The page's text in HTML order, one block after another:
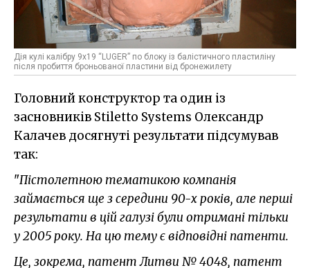
Дія кулі калібру 9х19 “LUGER” по блоку із балістичного пластиліну
після пробиття броньованої пластини від бронежилету
Головний конструктор та один із
засновників Stiletto Systems Олександр
Калачев досягнуті результати підсумував
так:
"Пістолетною тематикою компанія
займається ще з середини 90-х років, але перші
результати в цій галузі були отримані тільки
у 2005 року. На цю тему є відповідні патенти.
Це, зокрема, патент Литви № 4048, патент